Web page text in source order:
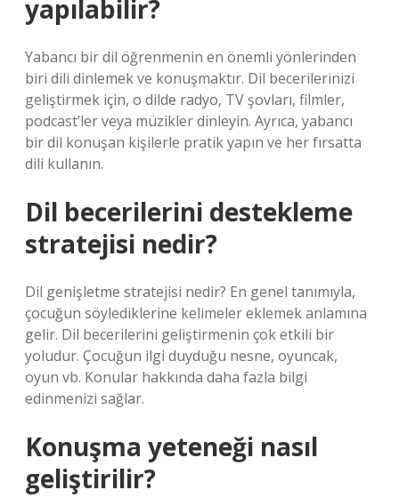
yapılabilir?
Yabancı bir dil öğrenmenin en önemli yönlerinden
biri dili dinlemek ve konuşmaktır. Dil becerilerinizi
geliştirmek için, o dilde radyo, TV şovları, filmler,
podcast’ler veya müzikler dinleyin. Ayrıca, yabancı
bir dil konuşan kişilerle pratik yapın ve her fırsatta
dili kullanın.
Dil becerilerini destekleme
stratejisi nedir?
Dil genişletme stratejisi nedir? En genel tanımıyla,
çocuğun söylediklerine kelimeler eklemek anlamına
gelir. Dil becerilerini geliştirmenin çok etkili bir
yoludur. Çocuğun ilgi duyduğu nesne, oyuncak,
oyun vb. Konular hakkında daha fazla bilgi
edinmenizi sağlar.
Konuşma yeteneği nasıl
geliştirilir?